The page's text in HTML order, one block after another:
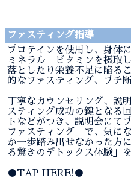
ファスティング指導
プロテインを使用し、身
ミネラル ビタミンを摂取
落としたり栄養不足に陥る
的なファスティング、プチ
丁寧なカウンセリング、説
スティング成功の鍵となる
トなどがつき、説明会にて
ファスティング」で、気に
か一歩踏み出せなかった方
る驚きのデトックス体験」
●TAP HERE!●